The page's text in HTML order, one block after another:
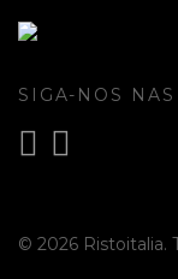
SIGA-NOS
© 2026 Ristoitalia.